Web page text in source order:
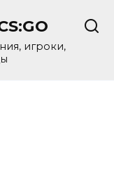
игроки,